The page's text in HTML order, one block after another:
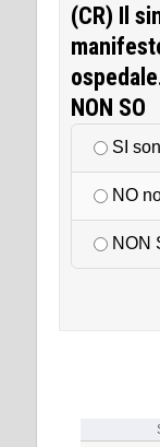
(CR) Il
NON SO
SI
NO
NON